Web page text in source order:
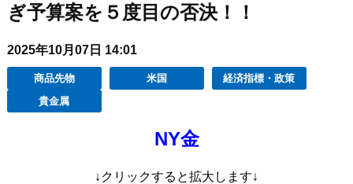
ぎ予算案を５度目の否決！！
2025年10月07日 14:01
商品先物 米国
経済指標・政策
貴金属
NY金
↓クリックすると拡大します↓